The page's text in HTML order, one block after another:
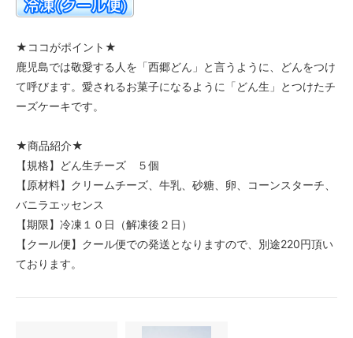
★ココがポイント★
鹿児島では敬愛する人を「西郷どん」と言うように、どんをつけ
て呼びます。愛されるお菓子になるように「どん生」とつけたチ
ーズケーキです。
★商品紹介★
【規格】どん生チーズ ５個
【原材料】クリームチーズ、牛乳、砂糖、卵、コーンスターチ、
バニラエッセンス
【期限】冷凍１０日（解凍後２日）
【クール便】クール便での発送となりますので、別途220円頂い
ております。